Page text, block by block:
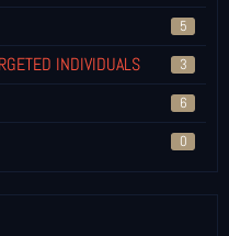
5
INDIVIDUALS 3
6
0